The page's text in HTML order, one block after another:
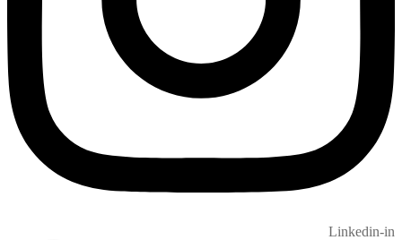
Linkedin-in